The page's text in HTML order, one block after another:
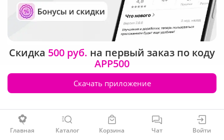
Заказать
Рейтинг Русского букета
Главная Каталог Корзина Чат Войти
Скидка 500 руб. на первый заказ по коду
APP500
Скачать приложение